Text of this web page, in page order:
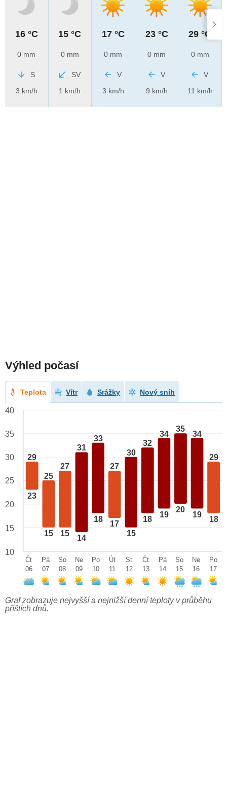
16 °C
0 mm
S
3 km/h
15 °C
0 mm
SV
1 km/h
17 °C
0 mm
V
3 km/h
23 °C
0 mm
V
9 km/h
29 °C
0 mm
V
11 km/h
Výhled počasí
Teplota Vítr Srážky Nový sníh
29
23
25
15
27
15
31
14
33
18
27
17
30
15
32
18
34
19
35
20
34
19
29
18
40
35
30
25
20
15
10
Čt
06
Pá
07
So
08
Ne
09
Po
10
Út
11
St
12
Čt
13
Pá
14
So
15
Ne
16
Po
17
Graf zobrazuje nejvyšší a nejnižší denní teploty v průběhu
příštích dnů.